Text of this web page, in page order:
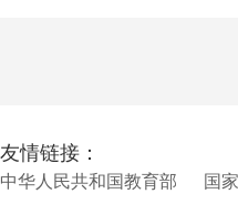
友情链接：
中华人民共和国教育部 国